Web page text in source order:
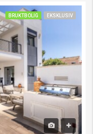
BRUKTBOLIG EKSKLUSIV